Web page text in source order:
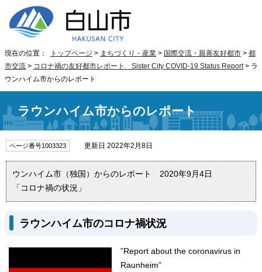
現在の位置： トップページ > まちづくり・産業 > 国際交流・親善友好都市 > 都
市交流 > コロナ禍の友好都市レポート Sister City COVID-19 Status Report> ラ
ウンハイム市からのレポート
ラウンハイム市からのレポート
ページ番号1003323 更新日 2022年2月8日
ウンハイム市（独国）からのレポート 2020年9月4日
「コロナ禍の状況」
ラウンハイム市のコロナ禍状況
”Report about the coronavirus in
Raunheim”